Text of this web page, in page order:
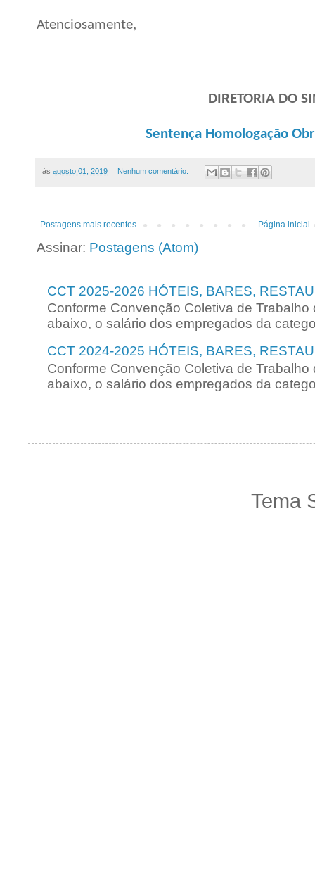
Atenciosamente,
DIRETORIA DO
Sentença Homologação
às agosto 01, 2019 Nenhum comentário:
Postagens mais recentes Página inicial
Assinar: Postagens (Atom)
CCT 2025-2026 HÓTEIS, BARES,
Conforme Convenção Coletiva de
abaixo, o salário dos empregados da
CCT 2024-2025 HÓTEIS, BARES,
Conforme Convenção Coletiva de
abaixo, o salário dos empregados da
Tema